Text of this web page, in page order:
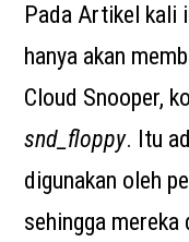
Pada Artikel kali
hanya akan
Cloud Snooper,
snd_floppy. Itu
digunakan oleh
sehingga